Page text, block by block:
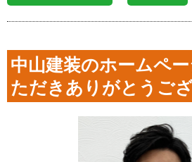
中山建装のホームペ
ただきありがとうご